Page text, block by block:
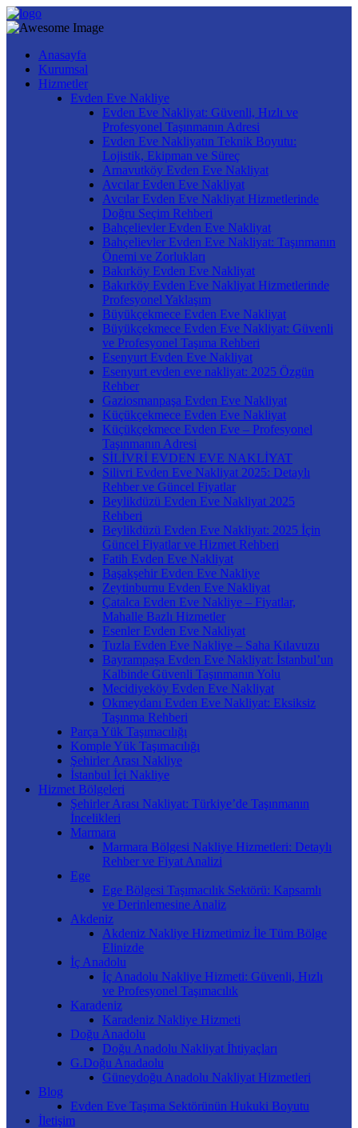
Anasayfa
Kurumsal
Hizmetler
Evden Eve Nakliye
Evden Eve Nakliyat: Güvenli, Hızlı ve
Profesyonel Taşınmanın Adresi
Evden Eve Nakliyatın Teknik Boyutu:
Lojistik, Ekipman ve Süreç
Arnavutköy Evden Eve Nakliyat
Avcılar Evden Eve Nakliyat
Avcılar Evden Eve Nakliyat Hizmetlerinde
Doğru Seçim Rehberi
Bahçelievler Evden Eve Nakliyat
Bahçelievler Evden Eve Nakliyat: Taşınmanın
Önemi ve Zorlukları
Bakırköy Evden Eve Nakliyat
Bakırköy Evden Eve Nakliyat Hizmetlerinde
Profesyonel Yaklaşım
Büyükçekmece Evden Eve Nakliyat
Büyükçekmece Evden Eve Nakliyat: Güvenli
ve Profesyonel Taşıma Rehberi
Esenyurt Evden Eve Nakliyat
Esenyurt evden eve nakliyat: 2025 Özgün
Rehber
Gaziosmanpaşa Evden Eve Nakliyat
Küçükçekmece Evden Eve Nakliyat
Küçükçekmece Evden Eve – Profesyonel
Taşınmanın Adresi
SİLİVRİ EVDEN EVE NAKLİYAT
Silivri Evden Eve Nakliyat 2025: Detaylı
Rehber ve Güncel Fiyatlar
Beylikdüzü Evden Eve Nakliyat 2025
Rehberi
Beylikdüzü Evden Eve Nakliyat: 2025 İçin
Güncel Fiyatlar ve Hizmet Rehberi
Fatih Evden Eve Nakliyat
Başakşehir Evden Eve Nakliye
Zeytinburnu Evden Eve Nakliyat
Çatalca Evden Eve Nakliye – Fiyatlar,
Mahalle Bazlı Hizmetler
Esenler Evden Eve Nakliyat
Tuzla Evden Eve Nakliye – Saha Kılavuzu
Bayrampaşa Evden Eve Nakliyat: İstanbul’un
Kalbinde Güvenli Taşınmanın Yolu
Mecidiyeköy Evden Eve Nakliyat
Okmeydanı Evden Eve Nakliyat: Eksiksiz
Taşınma Rehberi
Parça Yük Taşımacılığı
Komple Yük Taşımacılığı
Şehirler Arası Nakliye
İstanbul İçi Nakliye
Hizmet Bölgeleri
Şehirler Arası Nakliyat: Türkiye’de Taşınmanın
İncelikleri
Marmara
Marmara Bölgesi Nakliye Hizmetleri: Detaylı
Rehber ve Fiyat Analizi
Ege
Ege Bölgesi Taşımacılık Sektörü: Kapsamlı
ve Derinlemesine Analiz
Akdeniz
Akdeniz Nakliye Hizmetimiz İle Tüm Bölge
Elinizde
İç Anadolu
İç Anadolu Nakliye Hizmeti: Güvenli, Hızlı
ve Profesyonel Taşımacılık
Karadeniz
Karadeniz Nakliye Hizmeti
Doğu Anadolu
Doğu Anadolu Nakliyat İhtiyaçları
G.Doğu Anadaolu
Güneydoğu Anadolu Nakliyat Hizmetleri
Blog
Evden Eve Taşıma Sektörünün Hukuki Boyutu
İletişim